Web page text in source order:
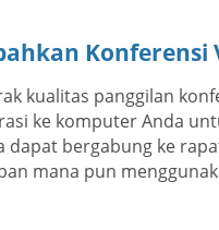
Konferensi
kualitas panggilan
ke komputer Anda
dapat bergabung ke
mana pun